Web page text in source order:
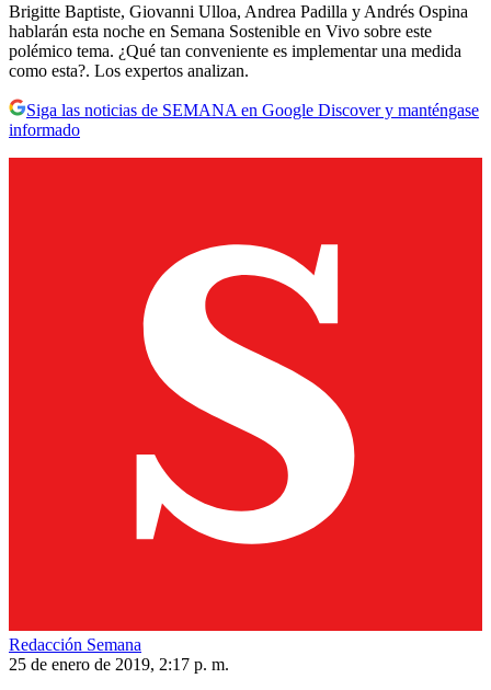
Brigitte Baptiste, Giovanni Ulloa, Andrea Padilla y Andrés Ospina
hablarán esta noche en Semana Sostenible en Vivo sobre este
polémico tema. ¿Qué tan conveniente es implementar una medida
como esta?. Los expertos analizan.
Siga las noticias de SEMANA en Google Discover y manténgase
informado
Redacción Semana
25 de enero de 2019, 2:17 p. m.